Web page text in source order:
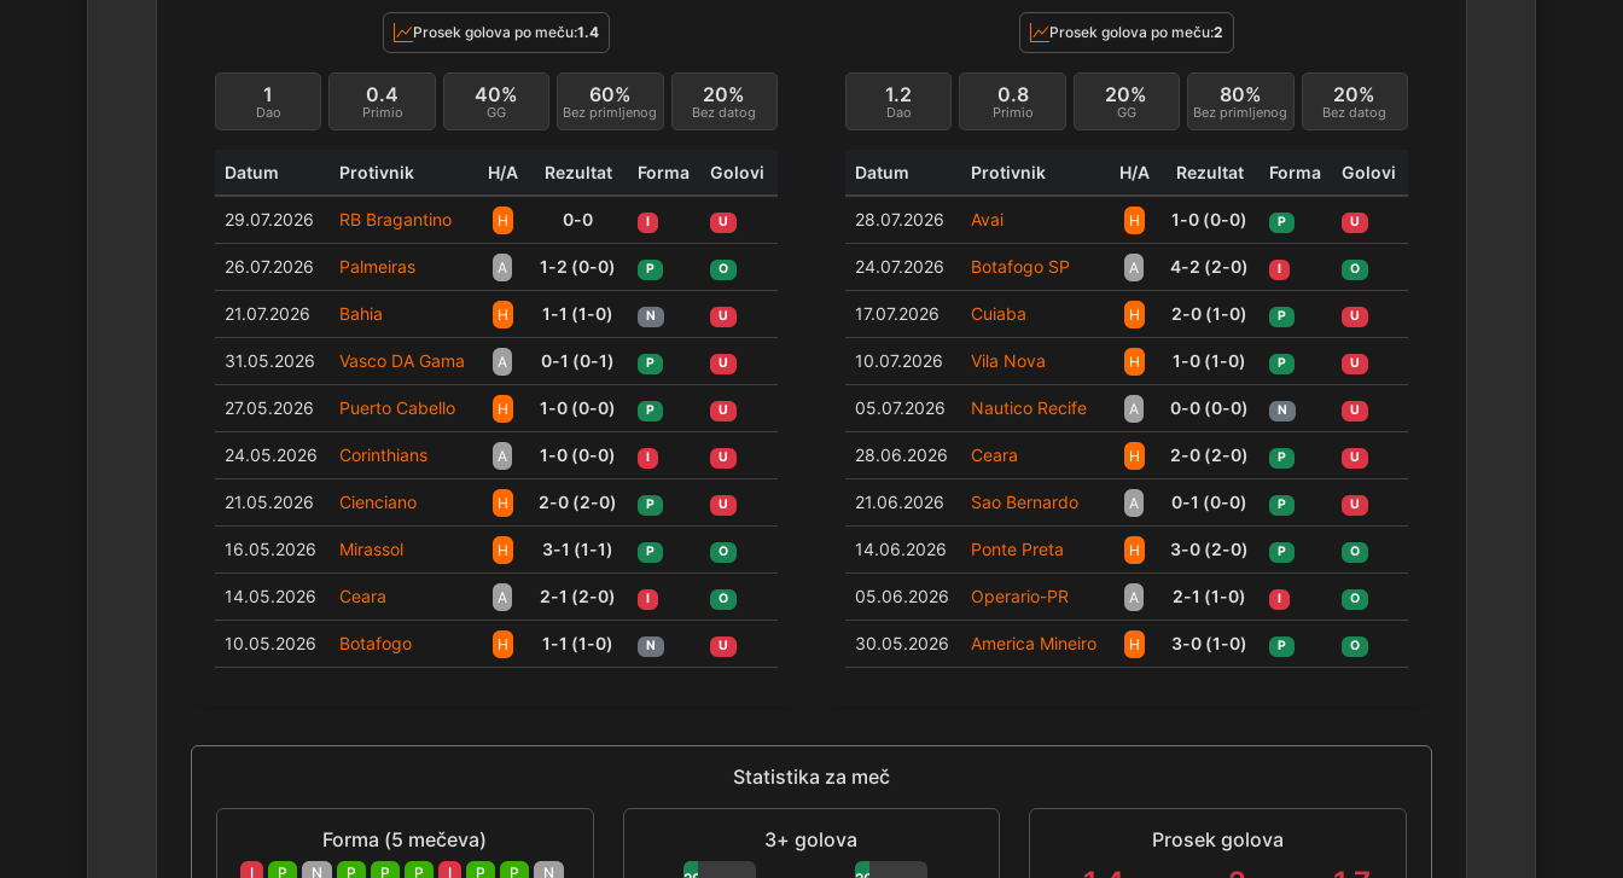
Prosek golova po meču:1.4
Dao
1
Primio
0.4
GG
40%
Bez primljenog
60%
Bez datog
20%
Datum Protivnik H/A Rezultat Forma Golovi
29.07.2026 RB Bragantino H 0-0 I U
26.07.2026 Palmeiras A 1-2 (0-0) P O
21.07.2026 Bahia H 1-1 (1-0) N U
31.05.2026 Vasco DA Gama A 0-1 (0-1) P U
27.05.2026 Puerto Cabello H 1-0 (0-0) P U
24.05.2026 Corinthians A 1-0 (0-0) I U
21.05.2026 Cienciano H 2-0 (2-0) P U
16.05.2026 Mirassol H 3-1 (1-1) P O
14.05.2026 Ceara A 2-1 (2-0) I O
10.05.2026 Botafogo H 1-1 (1-0) N U
Prosek golova po meču:2
Dao
1.2
Primio
0.8
GG
20%
Bez primljenog
80%
Bez datog
20%
Datum Protivnik H/A Rezultat Forma Golovi
28.07.2026 Avai H 1-0 (0-0) P U
24.07.2026 Botafogo SP A 4-2 (2-0) I O
17.07.2026 Cuiaba H 2-0 (1-0) P U
10.07.2026 Vila Nova H 1-0 (1-0) P U
05.07.2026 Nautico Recife A 0-0 (0-0) N U
28.06.2026 Ceara H 2-0 (2-0) P U
21.06.2026 Sao Bernardo A 0-1 (0-0) P U
14.06.2026 Ponte Preta H 3-0 (2-0) P O
05.06.2026 Operario-PR A 2-1 (1-0) I O
30.05.2026 America Mineiro H 3-0 (1-0) P O
Statistika za meč
Forma (5 mečeva)
I P N P P P I P P N
3+ golova Prosek golova